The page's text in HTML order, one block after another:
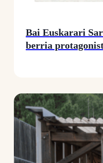
Bai Euskarari
berria